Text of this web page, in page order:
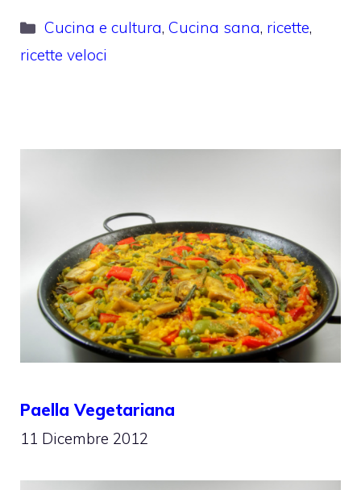
Categorie
Cucina e cultura,Cucina sana, ricette,
ricette veloci
Paella Vegetariana
11 Dicembre 2012